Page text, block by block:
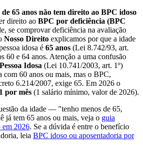
65 anos não tem direito ao BPC idoso
direito ao BPC por deficiência (BPC
se comprovar deficiência na avaliação
Nosso Direito explicamos por que a idade
idosa é 65 anos (Lei 8.742/93, art.
60 e 64 anos. Atenção a uma confusão
Idosa (Lei 10.741/2003, art. 1º)
com 60 anos ou mais, mas o BPC,
6.214/2007, exige 65. Em 2026 o
por mês (1 salário mínimo, valor de 2026).
da idade — "tenho menos de 65,
já tem 65 anos ou mais, veja o guia
em 2026. Se a dúvida é entre o benefício
leia BPC idoso ou aposentadoria por